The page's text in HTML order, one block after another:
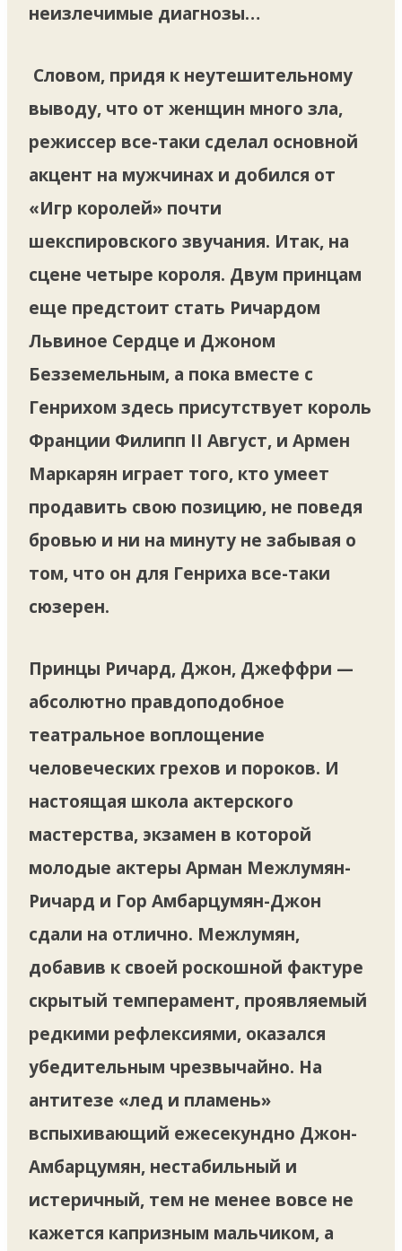
неизлечимые диагнозы…
Словом, придя к неутешительному
выводу, что от женщин много зла,
режиссер все-таки сделал основной
акцент на мужчинах и добился от
«Игр королей» почти
шекспировского звучания. Итак, на
сцене четыре короля. Двум принцам
еще предстоит стать Ричардом
Львиное Сердце и Джоном
Безземельным, а пока вместе с
Генрихом здесь присутствует король
Франции Филипп II Август, и Армен
Маркарян играет того, кто умеет
продавить свою позицию, не поведя
бровью и ни на минуту не забывая о
том, что он для Генриха все-таки
сюзерен.
Принцы Ричард, Джон, Джеффри —
абсолютно правдоподобное
театральное воплощение
человеческих грехов и пороков. И
настоящая школа актерского
мастерства, экзамен в которой
молодые актеры Арман Межлумян-
Ричард и Гор Амбарцумян-Джон
сдали на отлично. Межлумян,
добавив к своей роскошной фактуре
скрытый темперамент, проявляемый
редкими рефлексиями, оказался
убедительным чрезвычайно. На
антитезе «лед и пламень»
вспыхивающий ежесекундно Джон-
Амбарцумян, нестабильный и
истеричный, тем не менее вовсе не
кажется капризным мальчиком, а